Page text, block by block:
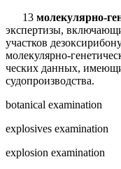
13 молекулярно-
экспертизы,
участков
молекулярно-
ческих данных,
судопроизводства.
botanical examination
explosives examination
explosion examination